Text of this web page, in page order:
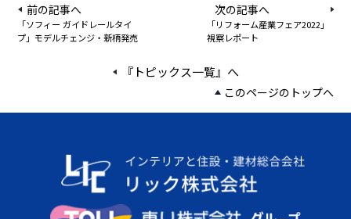
前の記事へ
「ソフィー ガイドレールタイ
プ」モデルチェンジ・新柄発売
次の記事へ
「リフォーム産業フェア2022」
視察レポート
『トピックス一覧』へ
このページのトップへ